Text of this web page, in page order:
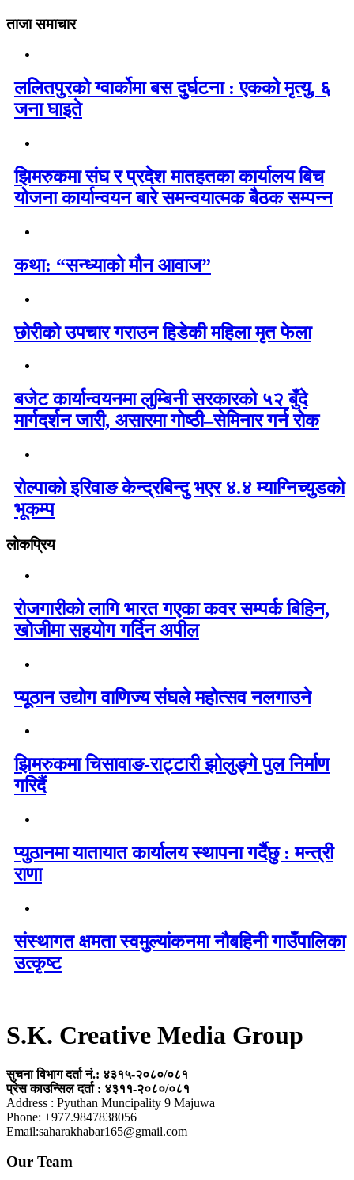
ताजा समाचार
ललितपुरको ग्वार्कोमा बस दुर्घटना : एकको मृत्यु, ६
जना घाइते
झिमरुकमा संघ र प्रदेश मातहतका कार्यालय बिच
योजना कार्यान्वयन बारे समन्वयात्मक बैठक सम्पन्न
कथा: “सन्ध्याको मौन आवाज”
छोरीको उपचार गराउन हिडेकी महिला मृत फेला
बजेट कार्यान्वयनमा लुम्बिनी सरकारको ५२ बुँदे
मार्गदर्शन जारी, असारमा गोष्ठी–सेमिनार गर्न रोक
रोल्पाको इरिवाङ केन्द्रबिन्दु भएर ४.४ म्याग्निच्युडको
भूकम्प
लोकप्रिय
रोजगारीको लागि भारत गएका कवर सम्पर्क बिहिन,
खोजीमा सहयोग गर्दिन अपील
प्यूठान उद्योग वाणिज्य संघले महोत्सव नलगाउने
झिमरुकमा चिसावाङ-राट्टारी झोलुङ्गे पुल निर्माण
गरिदैं
प्युठानमा यातायात कार्यालय स्थापना गर्दैछु : मन्त्री
राणा
संस्थागत क्षमता स्वमुल्यांकनमा नौबहिनी गाउँपालिका
उत्कृष्ट
S.K. Creative Media Group
सुचना विभाग दर्ता नं.: ४३१५-२०८०/०८१
प्रेस काउन्सिल दर्ता : ४३११-२०८०/०८१
Address : Pyuthan Muncipality 9 Majuwa
Phone: +977.9847838056
Email:saharakhabar165@gmail.com
Our Team